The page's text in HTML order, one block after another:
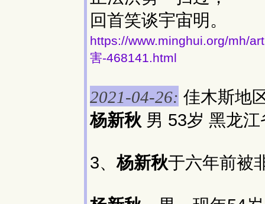
回首笑谈宇宙明。
https://www.minghui.org/mh/
害-468141.html
2021-04-26: 佳木斯地
杨新秋 男 53岁 黑龙
3、杨新秋于六年前被